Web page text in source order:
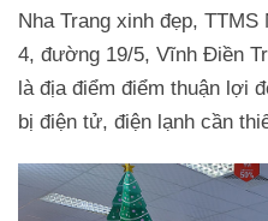
Nha Trang xinh đẹp,
4, đường 19/5, Vĩnh Điền
là địa điểm điểm thuận lợi
bị điện tử, điện lạnh cần